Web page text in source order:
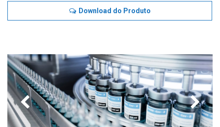
Download do Produto